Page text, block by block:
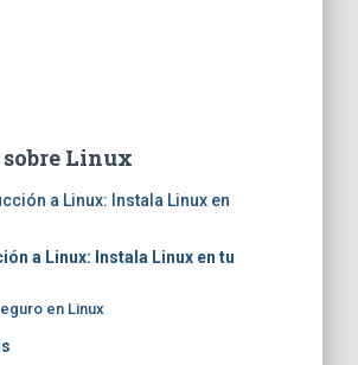
sobre Linux
a Linux: Instala Linux en tu
en Linux